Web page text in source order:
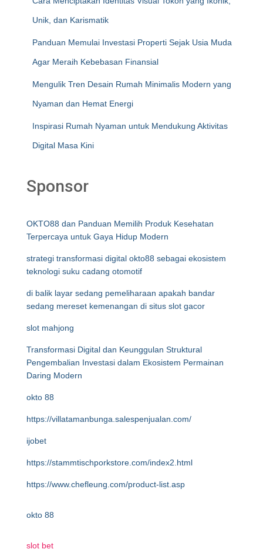
Unik, dan Karismatik
Panduan Memulai Investasi Properti Sejak Usia Muda
Agar Meraih Kebebasan Finansial
Mengulik Tren Desain Rumah Minimalis Modern yang
Nyaman dan Hemat Energi
Inspirasi Rumah Nyaman untuk Mendukung Aktivitas
Digital Masa Kini
Sponsor
OKTO88 dan Panduan Memilih Produk Kesehatan
Terpercaya untuk Gaya Hidup Modern
strategi transformasi digital okto88 sebagai ekosistem
teknologi suku cadang otomotif
di balik layar sedang pemeliharaan apakah bandar
sedang mereset kemenangan di situs slot gacor
slot mahjong
Transformasi Digital dan Keunggulan Struktural
Pengembalian Investasi dalam Ekosistem Permainan
Daring Modern
okto 88
https://villatamanbunga.salespenjualan.com/
ijobet
https://stammtischporkstore.com/index2.html
https://www.chefleung.com/product-list.asp
okto 88
slot bet